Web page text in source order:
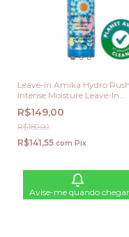
Leave-In Amika Hydro Rush
Intense Moisture Leave-In
Conditioner (60 mL)
R$149,00
R$180,00
R$141,55 com Pix
Avise-me quando